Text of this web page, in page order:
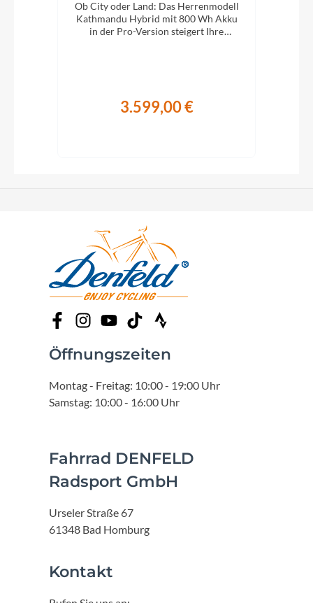
Ob City oder Land: Das Herrenmodell
Kathmandu Hybrid mit 800 Wh Akku
in der Pro-Version steigert Ihre
3.599,00 €
Öffnungszeiten
Montag - Freitag: 10:00 - 19:00 Uhr
Samstag: 10:00 - 16:00 Uhr
Fahrrad DENFELD
Radsport GmbH
Urseler Straße 67
61348 Bad Homburg
Kontakt